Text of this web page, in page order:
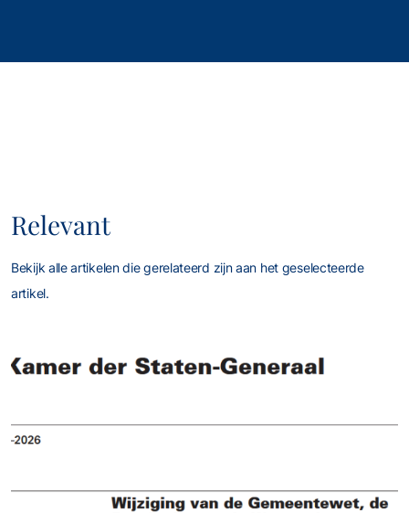
Relevant
Bekijk alle artikelen die gerelateerd zijn aan het geselecteerde
artikel.